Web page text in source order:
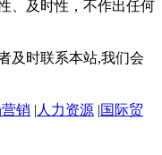
、及时性，不作出任何
及时联系本站,我们会
销 | 人力资源 |国际贸